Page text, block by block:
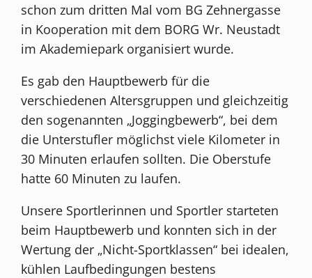
schon zum dritten Mal vom BG Zehnergasse
in Kooperation mit dem BORG Wr. Neustadt
im Akademiepark organisiert wurde.
Es gab den Hauptbewerb für die
verschiedenen Altersgruppen und gleichzeitig
den sogenannten „Joggingbewerb“, bei dem
die Unterstufler möglichst viele Kilometer in
30 Minuten erlaufen sollten. Die Oberstufe
hatte 60 Minuten zu laufen.
Unsere Sportlerinnen und Sportler starteten
beim Hauptbewerb und konnten sich in der
Wertung der „Nicht-Sportklassen“ bei idealen,
kühlen Laufbedingungen bestens